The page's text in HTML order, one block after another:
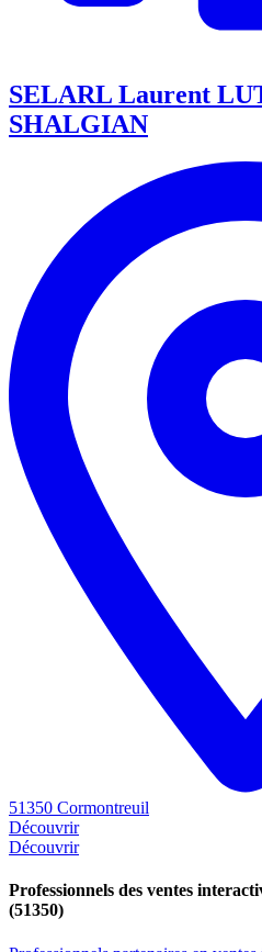
SELARL Laurent
SHALGIAN
51350 Cormontreuil
Découvrir
Découvrir
Professionnels des ventes
(51350)